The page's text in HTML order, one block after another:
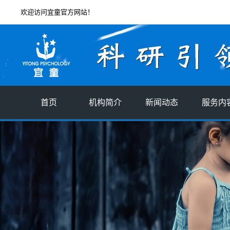
欢迎访问宜童官方网站！
首页 机构简介
机构简介
创始人简介
企业文化
分支机构
社会责任
新闻动态
宜童星闻
行业新闻
服务内
评估
服务